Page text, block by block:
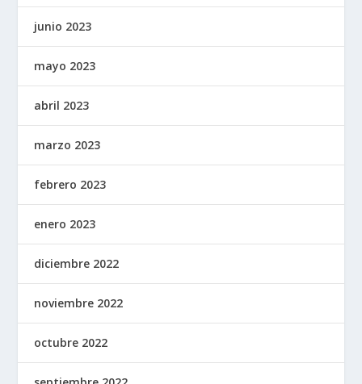
junio 2023
mayo 2023
abril 2023
marzo 2023
febrero 2023
enero 2023
diciembre 2022
noviembre 2022
octubre 2022